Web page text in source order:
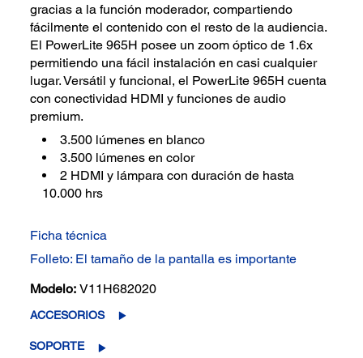
gracias a la función moderador, compartiendo
fácilmente el contenido con el resto de la audiencia.
El PowerLite 965H posee un zoom óptico de 1.6x
permitiendo una fácil instalación en casi cualquier
lugar. Versátil y funcional, el PowerLite 965H cuenta
con conectividad HDMI y funciones de audio
premium.
3.500 lúmenes en blanco
3.500 lúmenes en color
2 HDMI y lámpara con duración de hasta
10.000 hrs
Ficha técnica
Folleto: El tamaño de la pantalla es importante
Modelo: V11H682020
ACCESORIOS
SOPORTE